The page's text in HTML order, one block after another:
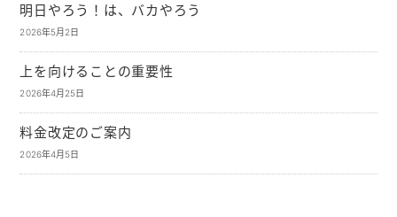
明日やろう！は、バカやろう
2026年5月2日
上を向けることの重要性
2026年4月25日
料金改定のご案内
2026年4月5日